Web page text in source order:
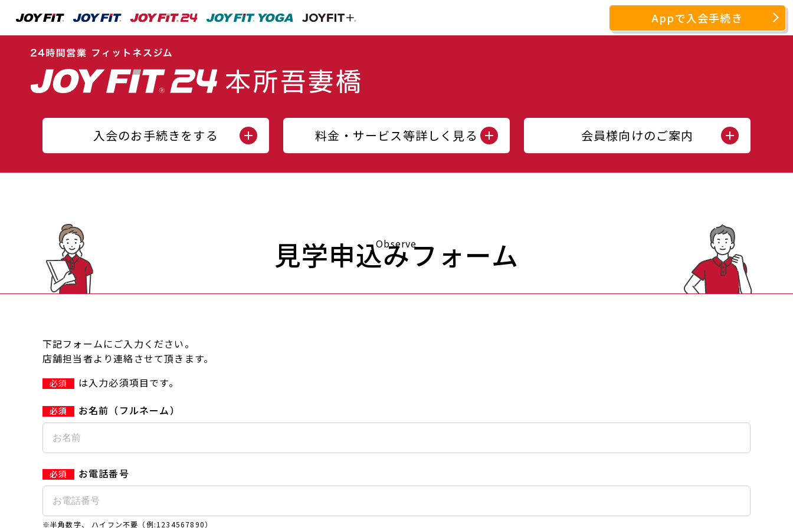
Appで入会手続き
入会のお手続きをする 料金・サービス等詳しく見る 会員様向けのご案内
Observe
見学申込みフォーム
下記フォームにご入力ください。
店舗担当者より連絡させて頂きます。
必須
は入力必須項目です。
お名前（フルネーム）
お電話番号
※半角数字、 ハイフン不要（例:1234567890）